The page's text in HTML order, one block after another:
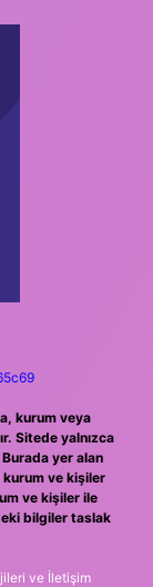
kurum veya
Sitede yalnızca
Burada yer alan
ve kişiler
ve kişiler ile
bilgiler taslak
ve İletişim